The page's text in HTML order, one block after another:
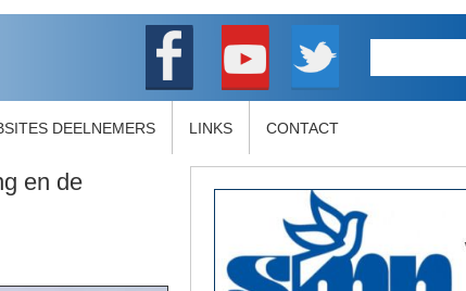
DEELNEMERS LINKS CONTACT
en de